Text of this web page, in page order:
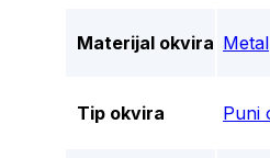
Materijal okvira Metal
Tip okvira Puni